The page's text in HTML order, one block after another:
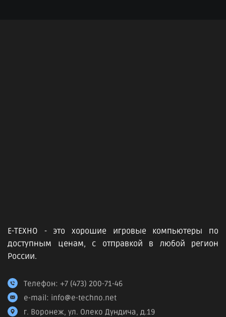
Е-ТЕХНО - это хорошие игровые компьютеры по
доступным ценам, с отправкой в любой регион
России.
Телефон: +7 (473) 200-71-46
e-mail: info@e-techno.net
г. Воронеж, ул. Олеко Дундича, д.19